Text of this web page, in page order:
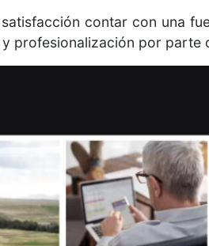
contar con una
profesionalización por parte